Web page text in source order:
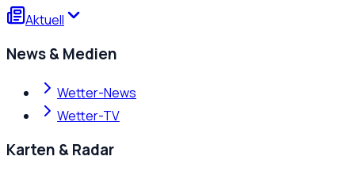
Aktuell
News & Medien
Wetter-News
Wetter-TV
Karten & Radar